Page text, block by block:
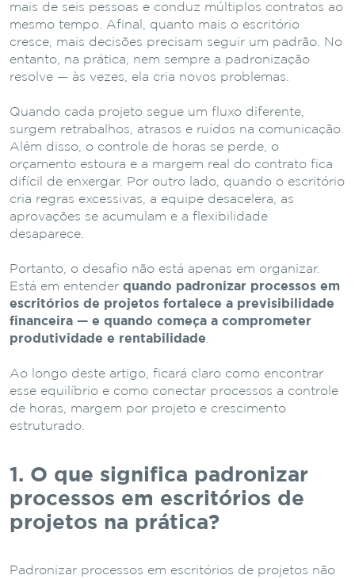
mais de seis pessoas e conduz múltiplos contratos ao
mesmo tempo. Afinal, quanto mais o escritório
cresce, mais decisões precisam seguir um padrão. No
entanto, na prática, nem sempre a padronização
resolve — às vezes, ela cria novos problemas.
Quando cada projeto segue um fluxo diferente,
surgem retrabalhos, atrasos e ruídos na comunicação.
Além disso, o controle de horas se perde, o
orçamento estoura e a margem real do contrato fica
difícil de enxergar. Por outro lado, quando o escritório
cria regras excessivas, a equipe desacelera, as
aprovações se acumulam e a flexibilidade
desaparece.
Portanto, o desafio não está apenas em organizar.
Está em entender quando padronizar processos em
escritórios de projetos fortalece a previsibilidade
financeira — e quando começa a comprometer
produtividade e rentabilidade
Ao longo deste artigo, ficará claro como encontrar
esse equilíbrio e como conectar processos a controle
de horas, margem por projeto e crescimento
estruturado.
1. O que significa padronizar
processos em escritórios de
projetos na prática?
Padronizar processos em escritórios de projetos não